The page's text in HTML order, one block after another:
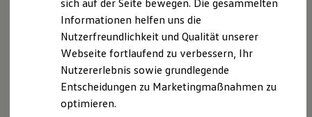
Reparatur & Service
Sommer-Special
Reparatur, Pflege & Inspektion
Servicetermin anfragen
Service-Vorteile bei Volkswagen Nutzfahrzeuge
ServicePlus
Economy Service
Räder & Reifen Service
Ersatzfahrzeuge
Hinweis gemäß § 36
Verbraucherstreitbeilegungsgesetz (VSBG):
Wir sind zur Teilnahme an einem
Streitbeilegungsverfahren bei folgender
Verbraucherschlichtungsstelle bereit:
Allgemeine Verbraucherschlichtungsstelle
sich auf der Seite bewegen. Die gesammelten
Informationen helfen uns die
Nutzerfreundlichkeit und Qualität unserer
Webseite fortlaufend zu verbessern, Ihr
Nutzererlebnis sowie grundlegende
Entscheidungen zu Marketingmaßnahmen zu
optimieren.